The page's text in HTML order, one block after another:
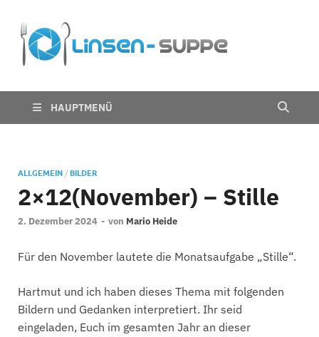
Suppe
HAUPTMENÜ
ALLGEMEIN / BILDER
2×12(November) – Stille
2. Dezember 2024 - von Mario Heide
Für den November lautete die Monatsaufgabe „Stille“.
Hartmut und ich haben dieses Thema mit folgenden
Bildern und Gedanken interpretiert. Ihr seid
eingeladen, Euch im gesamten Jahr an dieser